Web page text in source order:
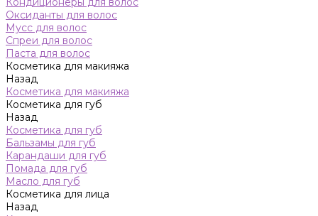
Оксиданты для волос
Мусс для волос
Спреи для волос
Паста для волос
Косметика для макияжа
Назад
Косметика для макияжа
Косметика для губ
Назад
Косметика для губ
Бальзамы для губ
Карандаши для губ
Помада для губ
Масло для губ
Косметика для лица
Назад